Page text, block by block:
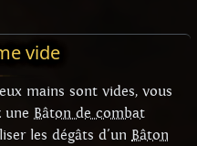
vide
mains sont vides, vous
une Bâton de combat
les dégâts d'un Bâton